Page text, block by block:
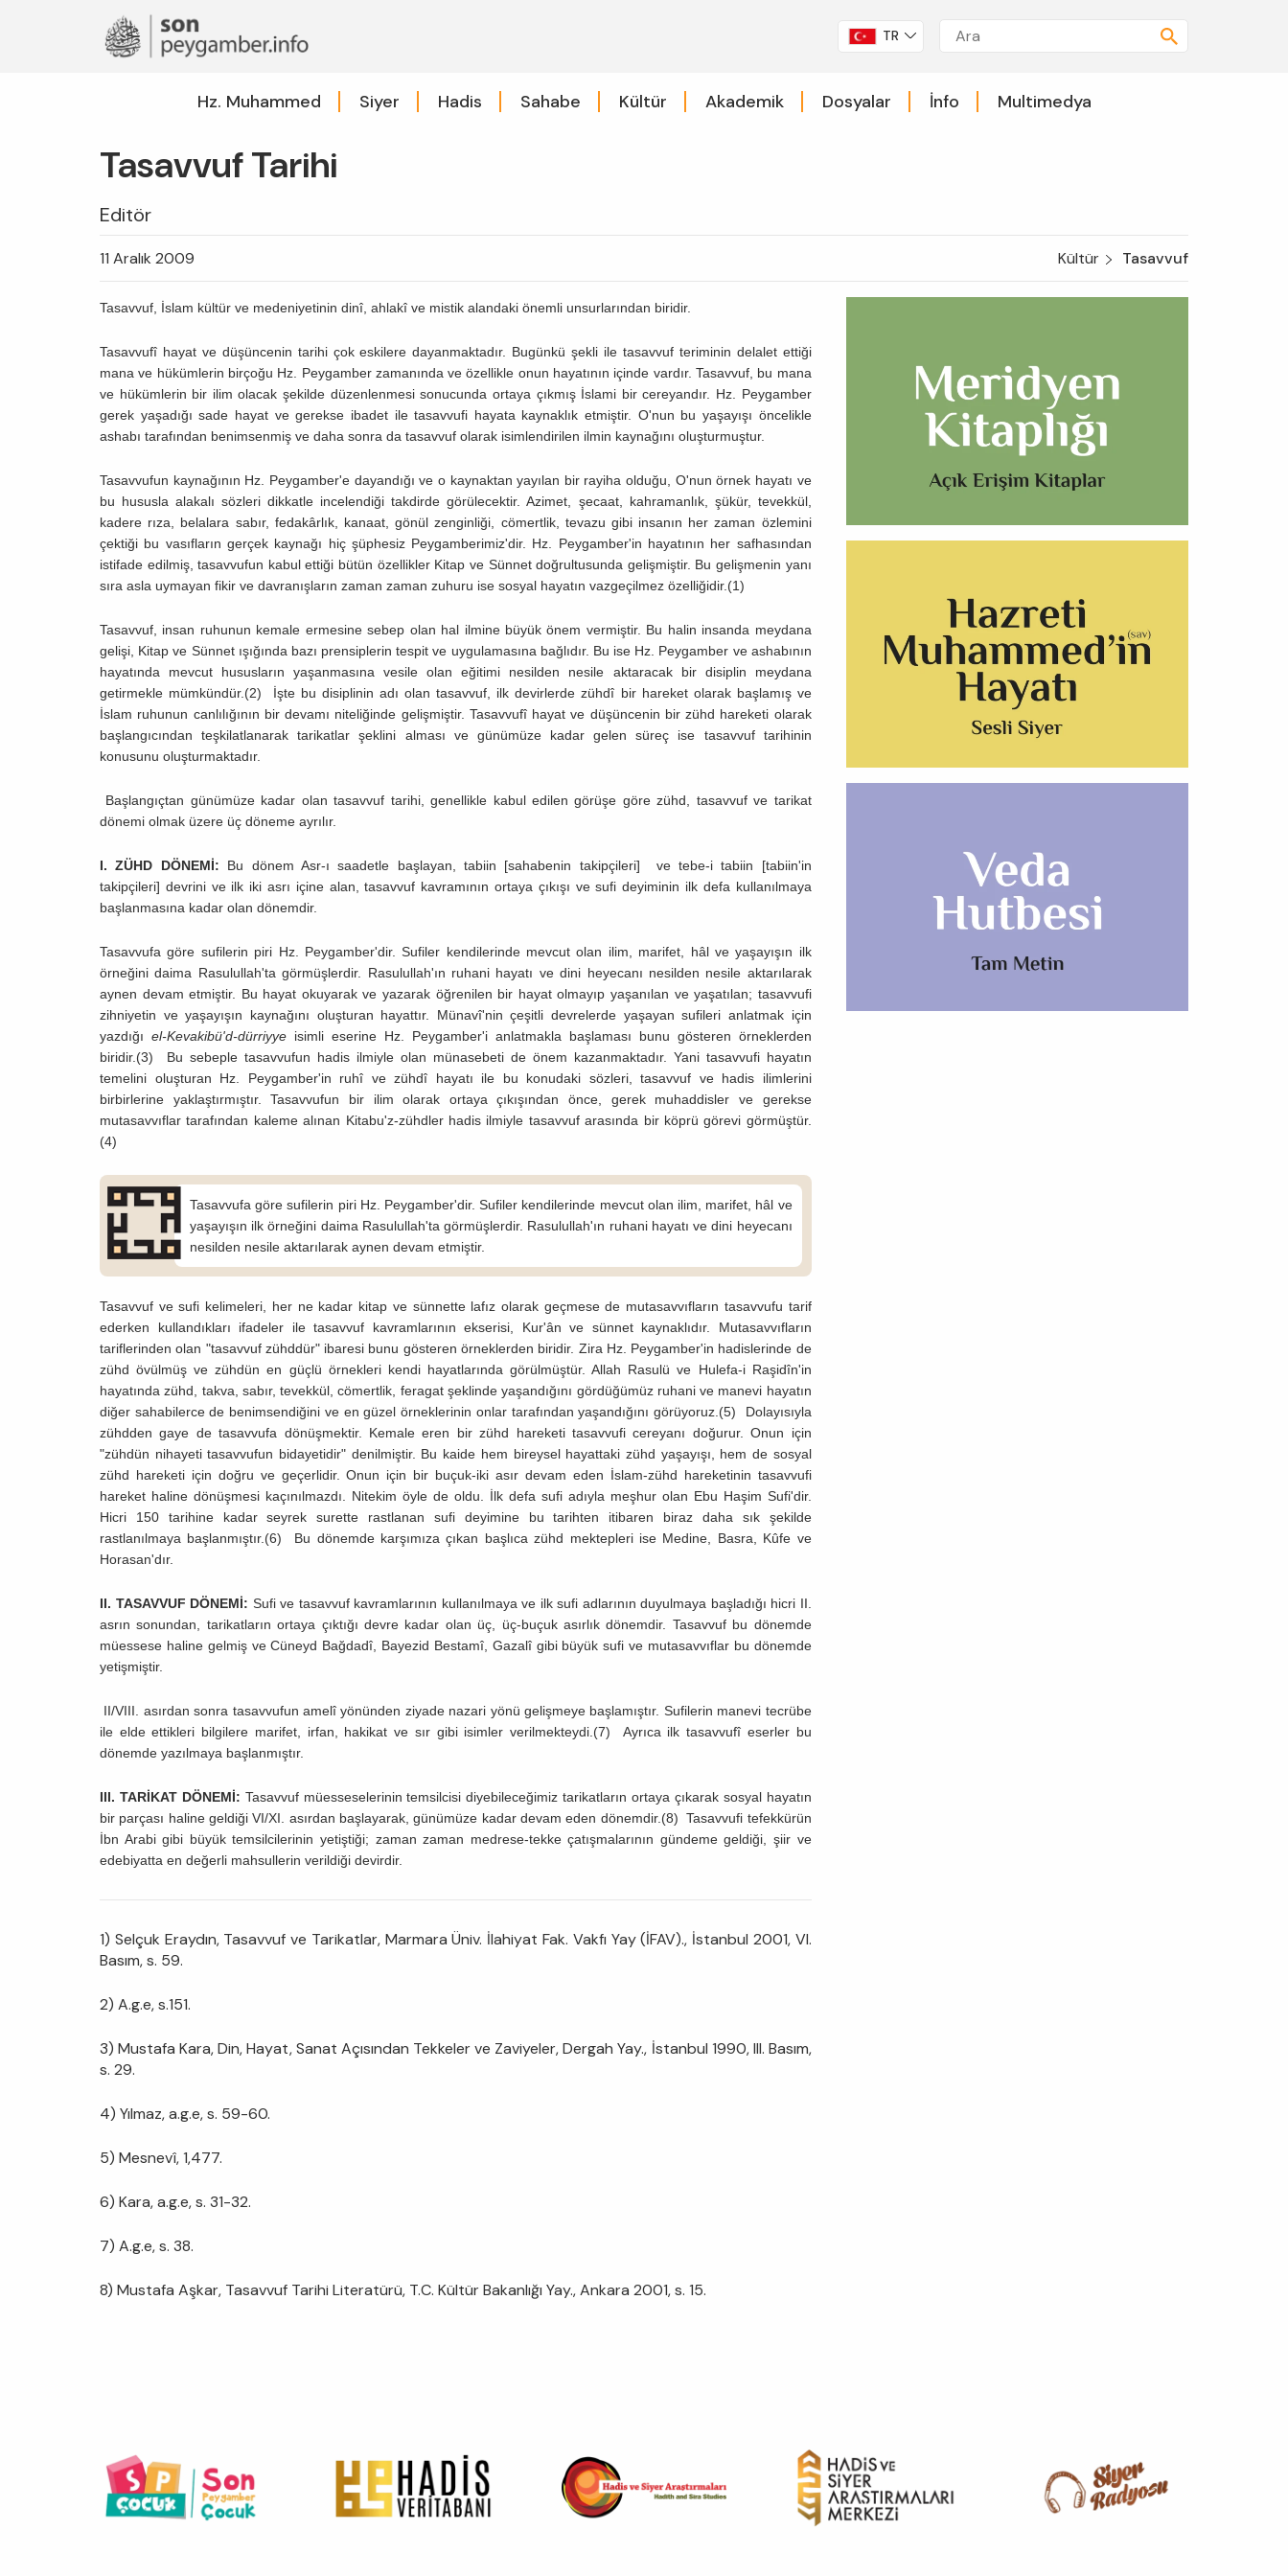
TR
Hz. Muhammed Siyer Hadis Sahabe Kültür Akademik Dosyalar İnfo Multimedya
Tasavvuf Tarihi
Editör
11 Aralık 2009 Kültür Tasavvuf
Tasavvuf, İslam kültür ve medeniyetinin dinî, ahlakî ve mistik alandaki önemli unsurlarından biridir.
Tasavvufî hayat ve düşüncenin tarihi çok eskilere dayanmaktadır. Bugünkü şekli ile tasavvuf teriminin delalet ettiği
mana ve hükümlerin birçoğu Hz. Peygamber zamanında ve özellikle onun hayatının içinde vardır. Tasavvuf, bu mana
ve hükümlerin bir ilim olacak şekilde düzenlenmesi sonucunda ortaya çıkmış İslami bir cereyandır. Hz. Peygamber
gerek yaşadığı sade hayat ve gerekse ibadet ile tasavvufi hayata kaynaklık etmiştir. O'nun bu yaşayışı öncelikle
ashabı tarafından benimsenmiş ve daha sonra da tasavvuf olarak isimlendirilen ilmin kaynağını oluşturmuştur.
Tasavvufun kaynağının Hz. Peygamber'e dayandığı ve o kaynaktan yayılan bir rayiha olduğu, O'nun örnek hayatı ve
bu hususla alakalı sözleri dikkatle incelendiği takdirde görülecektir. Azimet, şecaat, kahramanlık, şükür, tevekkül,
kadere rıza, belalara sabır, fedakârlık, kanaat, gönül zenginliği, cömertlik, tevazu gibi insanın her zaman özlemini
çektiği bu vasıfların gerçek kaynağı hiç şüphesiz Peygamberimiz'dir. Hz. Peygamber'in hayatının her safhasından
istifade edilmiş, tasavvufun kabul ettiği bütün özellikler Kitap ve Sünnet doğrultusunda gelişmiştir. Bu gelişmenin yanı
sıra asla uymayan fikir ve davranışların zaman zaman zuhuru ise sosyal hayatın vazgeçilmez özelliğidir.(1)
Tasavvuf, insan ruhunun kemale ermesine sebep olan hal ilmine büyük önem vermiştir. Bu halin insanda meydana
gelişi, Kitap ve Sünnet ışığında bazı prensiplerin tespit ve uygulamasına bağlıdır. Bu ise Hz. Peygamber ve ashabının
hayatında mevcut hususların yaşanmasına vesile olan eğitimi nesilden nesile aktaracak bir disiplin meydana
getirmekle mümkündür.(2) İşte bu disiplinin adı olan tasavvuf, ilk devirlerde zühdî bir hareket olarak başlamış ve
İslam ruhunun canlılığının bir devamı niteliğinde gelişmiştir. Tasavvufî hayat ve düşüncenin bir zühd hareketi olarak
başlangıcından teşkilatlanarak tarikatlar şeklini alması ve günümüze kadar gelen süreç ise tasavvuf tarihinin
konusunu oluşturmaktadır.
Başlangıçtan günümüze kadar olan tasavvuf tarihi, genellikle kabul edilen görüşe göre zühd, tasavvuf ve tarikat
dönemi olmak üzere üç döneme ayrılır.
I. ZÜHD DÖNEMİ: Bu dönem Asr-ı saadetle başlayan, tabiin [sahabenin takipçileri] ve tebe-i tabiin [tabiin'in
takipçileri] devrini ve ilk iki asrı içine alan, tasavvuf kavramının ortaya çıkışı ve sufi deyiminin ilk defa kullanılmaya
başlanmasına kadar olan dönemdir.
Tasavvufa göre sufilerin piri Hz. Peygamber'dir. Sufiler kendilerinde mevcut olan ilim, marifet, hâl ve yaşayışın ilk
örneğini daima Rasulullah'ta görmüşlerdir. Rasulullah'ın ruhani hayatı ve dini heyecanı nesilden nesile aktarılarak
aynen devam etmiştir. Bu hayat okuyarak ve yazarak öğrenilen bir hayat olmayıp yaşanılan ve yaşatılan; tasavvufi
zihniyetin ve yaşayışın kaynağını oluşturan hayattır. Münavî'nin çeşitli devrelerde yaşayan sufileri anlatmak için
yazdığı el-Kevakibü'd-dürriyyeisimli eserine Hz. Peygamber'i anlatmakla başlaması bunu gösteren örneklerden
biridir.(3) Bu sebeple tasavvufun hadis ilmiyle olan münasebeti de önem kazanmaktadır. Yani tasavvufi hayatın
temelini oluşturan Hz. Peygamber'in ruhî ve zühdî hayatı ile bu konudaki sözleri, tasavvuf ve hadis ilimlerini
birbirlerine yaklaştırmıştır. Tasavvufun bir ilim olarak ortaya çıkışından önce, gerek muhaddisler ve gerekse
mutasavvıflar tarafından kaleme alınan Kitabu'z-zühdler hadis ilmiyle tasavvuf arasında bir köprü görevi görmüştür.
(4)
Tasavvufa göre sufilerin piri Hz. Peygamber'dir. Sufiler kendilerinde mevcut olan ilim, marifet, hâl ve
yaşayışın ilk örneğini daima Rasulullah'ta görmüşlerdir. Rasulullah'ın ruhani hayatı ve dini heyecanı
nesilden nesile aktarılarak aynen devam etmiştir.
Tasavvuf ve sufi kelimeleri, her ne kadar kitap ve sünnette lafız olarak geçmese de mutasavvıfların tasavvufu tarif
ederken kullandıkları ifadeler ile tasavvuf kavramlarının ekserisi, Kur'ân ve sünnet kaynaklıdır. Mutasavvıfların
tariflerinden olan "tasavvuf zühddür" ibaresi bunu gösteren örneklerden biridir. Zira Hz. Peygamber'in hadislerinde de
zühd övülmüş ve zühdün en güçlü örnekleri kendi hayatlarında görülmüştür. Allah Rasulü ve Hulefa-i Raşidîn'in
hayatında zühd, takva, sabır, tevekkül, cömertlik, feragat şeklinde yaşandığını gördüğümüz ruhani ve manevi hayatın
diğer sahabilerce de benimsendiğini ve en güzel örneklerinin onlar tarafından yaşandığını görüyoruz.(5) Dolayısıyla
zühdden gaye de tasavvufa dönüşmektir. Kemale eren bir zühd hareketi tasavvufi cereyanı doğurur. Onun için
"zühdün nihayeti tasavvufun bidayetidir" denilmiştir. Bu kaide hem bireysel hayattaki zühd yaşayışı, hem de sosyal
zühd hareketi için doğru ve geçerlidir. Onun için bir buçuk-iki asır devam eden İslam-zühd hareketinin tasavvufi
hareket haline dönüşmesi kaçınılmazdı. Nitekim öyle de oldu. İlk defa sufi adıyla meşhur olan Ebu Haşim Sufi'dir.
Hicri 150 tarihine kadar seyrek surette rastlanan sufi deyimine bu tarihten itibaren biraz daha sık şekilde
rastlanılmaya başlanmıştır.(6) Bu dönemde karşımıza çıkan başlıca zühd mektepleri ise Medine, Basra, Kûfe ve
Horasan'dır.
II. TASAVVUF DÖNEMİ: Sufi ve tasavvuf kavramlarının kullanılmaya ve ilk sufi adlarının duyulmaya başladığı hicri II.
asrın sonundan, tarikatların ortaya çıktığı devre kadar olan üç, üç-buçuk asırlık dönemdir. Tasavvuf bu dönemde
müessese haline gelmiş ve Cüneyd Bağdadî, Bayezid Bestamî, Gazalî gibi büyük sufi ve mutasavvıflar bu dönemde
yetişmiştir.
II/VIII. asırdan sonra tasavvufun amelî yönünden ziyade nazari yönü gelişmeye başlamıştır. Sufilerin manevi tecrübe
ile elde ettikleri bilgilere marifet, irfan, hakikat ve sır gibi isimler verilmekteydi.(7) Ayrıca ilk tasavvufî eserler bu
dönemde yazılmaya başlanmıştır.
III. TARİKAT DÖNEMİ: Tasavvuf müesseselerinin temsilcisi diyebileceğimiz tarikatların ortaya çıkarak sosyal hayatın
bir parçası haline geldiği VI/XI. asırdan başlayarak, günümüze kadar devam eden dönemdir.(8) Tasavvufi tefekkürün
İbn Arabi gibi büyük temsilcilerinin yetiştiği; zaman zaman medrese-tekke çatışmalarının gündeme geldiği, şiir ve
edebiyatta en değerli mahsullerin verildiği devirdir.
1) Selçuk Eraydın, Tasavvuf ve Tarikatlar, Marmara Üniv. İlahiyat Fak. Vakfı Yay (İFAV)., İstanbul 2001, VI.
Basım, s. 59.
2) A.g.e, s.151.
3) Mustafa Kara, Din, Hayat, Sanat Açısından Tekkeler ve Zaviyeler, Dergah Yay., İstanbul 1990, III. Basım,
s. 29.
4) Yılmaz, a.g.e, s. 59-60.
5) Mesnevî, 1,477.
6) Kara, a.g.e, s. 31-32.
7) A.g.e, s. 38.
8) Mustafa Aşkar, Tasavvuf Tarihi Literatürü, T.C. Kültür Bakanlığı Yay., Ankara 2001, s. 15.